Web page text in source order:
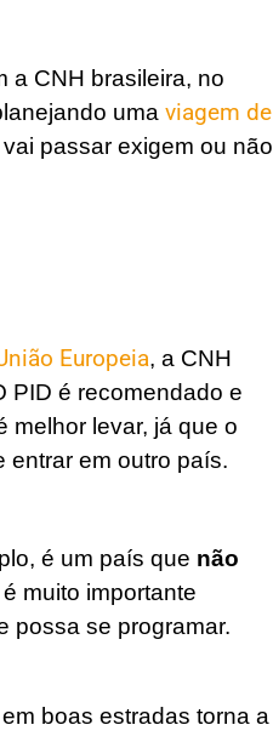
a CNH brasileira, no
uma viagem de
passar exigem ou não
Europeia, a CNH
PID é recomendado e
melhor levar, já que o
entrar em outro país.
é um país que não
muito importante
possa se programar.
boas estradas torna a